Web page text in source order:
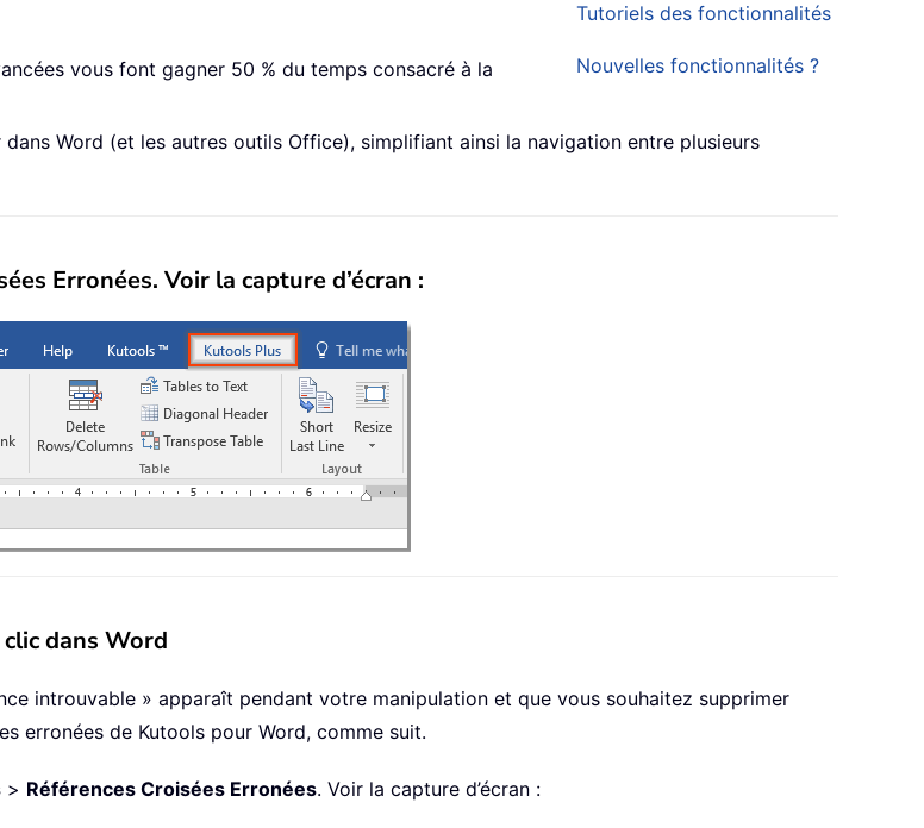
Tutoriels des fonctionnalités
Nouvelles fonctionnalités ?
vous font gagner 50 % du temps consacré à la
Word (et les autres outils Office), simplifiant ainsi la navigation entre plusieurs
Erronées. Voir la capture d’écran :
dans Word
introuvable » apparaît pendant votre manipulation et que vous souhaitez supprimer
erronées de Kutools pour Word, comme suit.
> Références Croisées Erronées. Voir la capture d’écran :